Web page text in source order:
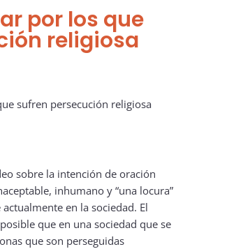
por los que
religiosa
sobre la intención de oración
inhumano y “una locura”
en la sociedad. El
que en una sociedad que se
que son perseguidas